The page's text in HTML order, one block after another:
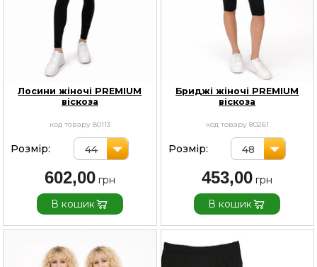
Лосини жіночі PREMIUM
віскоза
код товару 80113
Розмір: 44
602,00
В кошик
Бриджі жіночі PREMIUM
віскоза
код товару 80261
Розмір: 48
453,00
В кошик